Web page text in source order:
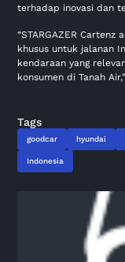
terhadap inovasi dan
“STARGAZER
khusus untuk jalanan
kendaraan yang
konsumen di Tanah
Tags
goodcar hyundai
Indonesia